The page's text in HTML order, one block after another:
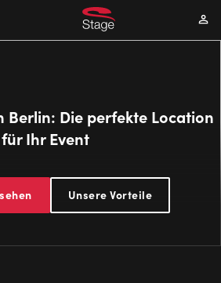
Berlin: Die perfekte Location
für Ihr Event
Unsere Vorteile